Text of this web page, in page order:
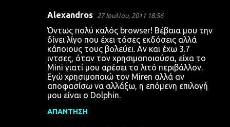
Alexandros 27 Ιουλίου, 2011 18:56
Όντως πολύ καλός browser! Βέβαια μου την
δίνει λίγο που έχει τόσες εκδόσεις αλλά
κάποιους τους βολεύει. Αν και έχω 3.7
ιντσες, όταν τον χρησιμοποιούσα, είχα το
Mini γιατί μου αρέσει το λιτό περιβάλλον.
Εγώ χρησιμοποιώ τον Miren αλλά αν
αποφασίσω να αλλάξω, η επόμενη επιλογή
μου είναι ο Dolphin.
ΑΠΆΝΤΗΣΗ